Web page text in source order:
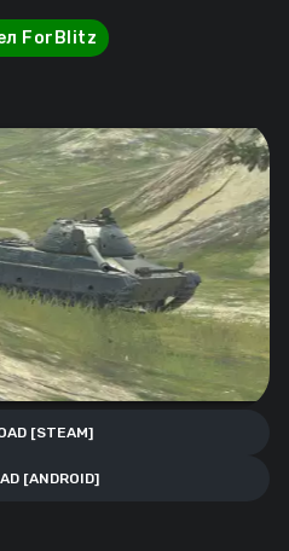
ForBlitz
[STEAM]
[ANDROID]